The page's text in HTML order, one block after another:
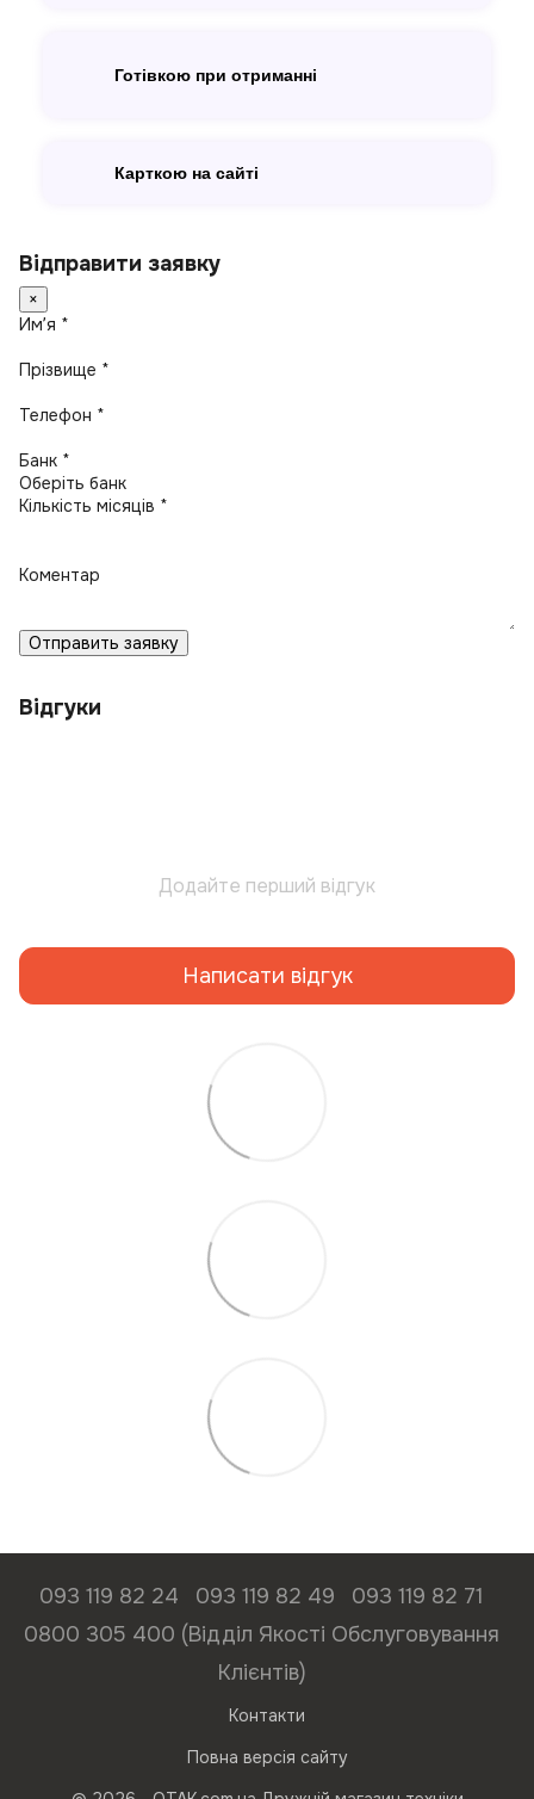
Готівкою при отриманні
Карткою на сайті
Відправити заявку
×
Имʼя *
Прізвище *
Телефон *
Банк *
Кількість місяців *
Коментар
Отправить заявку
Відгуки
Додайте перший відгук
Написати відгук
093 119 82 24 093 119 82 49
093 119 82 71
0800 305 400 (Відділ Якості Обслуговування
Клієнтів)
Контакти
Повна версія сайту